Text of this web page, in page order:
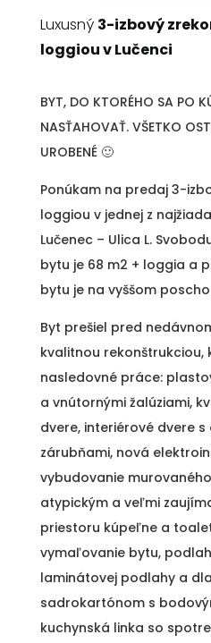
Luxusný 3-izbový
loggiou v Lučenci
BYT, DO KTORÉHO SA PO
NASŤAHOVAŤ. VŠETKO
UROBENÉ 🙂
Ponúkam na predaj 3-
loggiou v jednej z
Lučenec – Ulica L.
bytu je 68 m2 + loggia a
bytu je na vyššom
Byt prešiel pred
kvalitnou rekonštrukciou,
nasledovné práce:
a vnútornými žalúziami,
dvere, interiérové dvere
zárubňami, nová
vybudovanie
atypickým a veľmi
priestoru kúpeľne a
vymaľovanie bytu,
laminátovej podlahy a
sadrokartónom s
kuchynská linka so